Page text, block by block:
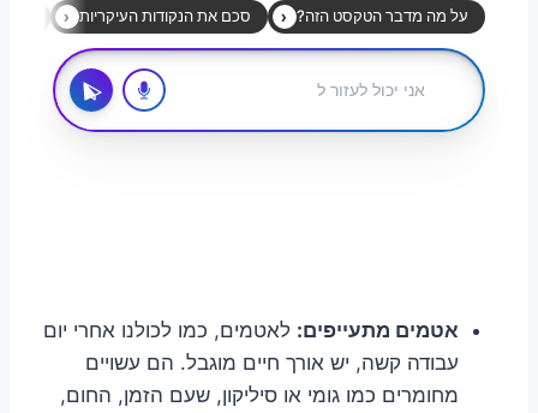
אטמים מתעייפים: לאטמים, כמו לכולנו אחרי יום
עבודה קשה, יש אורך חיים מוגבל. הם עשויים
מחומרים כמו גומי או סיליקון, שעם הזמן, החום,